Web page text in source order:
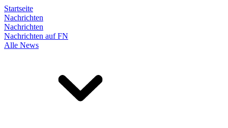
Startseite
Nachrichten
Nachrichten
Nachrichten auf FN
Alle News